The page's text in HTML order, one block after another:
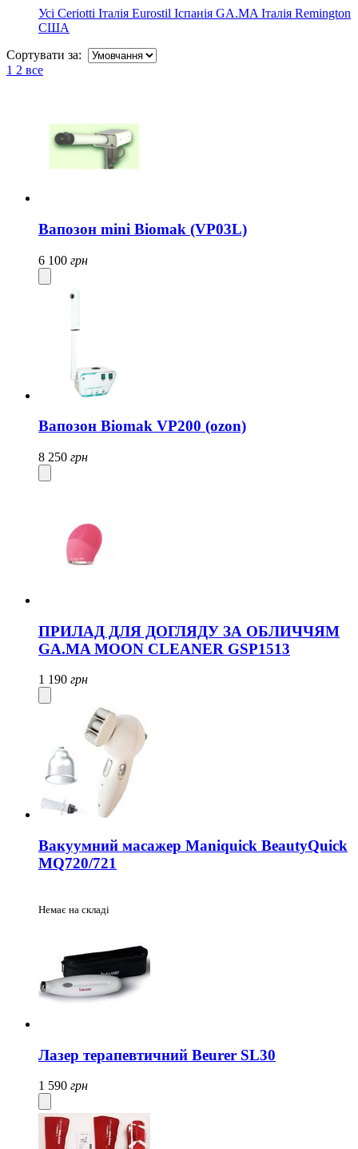
Усі Ceriotti Італія Eurostil Іспанія GA.MA Італія Remington
США
Сортувати за:
1 2 все
Вапозон mini Biomak (VP03L)
6 100 грн
Вапозон Biomak VP200 (ozon)
8 250 грн
ПРИЛАД ДЛЯ ДОГЛЯДУ ЗА ОБЛИЧЧЯМ
GA.MA MOON CLEANER GSP1513
1 190 грн
Вакуумний масажер Maniquick BeautyQuick
MQ720/721
Немає на складі
Лазер терапевтичний Beurer SL30
1 590 грн